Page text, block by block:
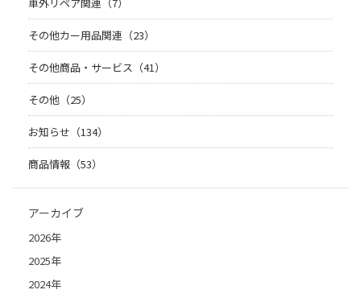
その他カー用品関連（23）
その他商品・サービス（41）
その他（25）
お知らせ（134）
商品情報（53）
アーカイブ
2026年
2025年
2024年